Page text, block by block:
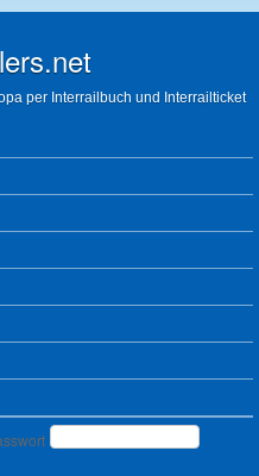
per Interrailbuch und Interrailticket